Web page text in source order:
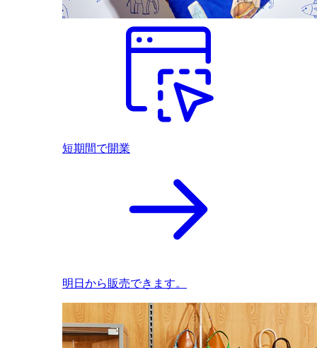
短期間で開業
明日から販売できます。